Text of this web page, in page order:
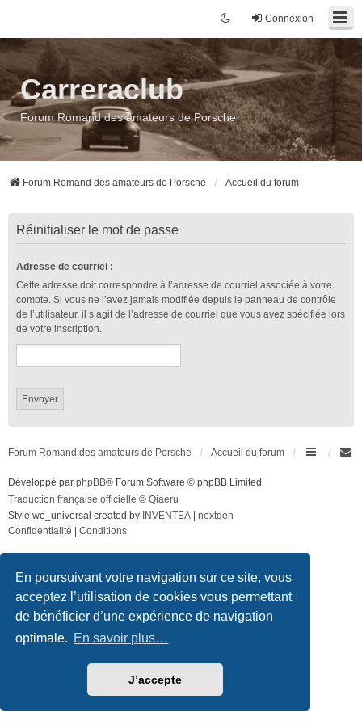
En poursuivant votre navigation sur ce site, vous
acceptez l’utilisation de cookies vous permettant
de bénéficier d’une expérience de navigation
optimale. En savoir plus…
J’accepte
Connexion
Carreraclub
Forum Romand des amateurs de Porsche
Forum Romand des amateurs de Porsche Accueil du forum
Réinitialiser le mot de passe
Adresse de courriel :
Cette adresse doit correspondre à l’adresse de courriel associée à votre
compte. Si vous ne l’avez jamais modifiée depuis le panneau de contrôle
de l’utilisateur, il s’agit de l’adresse de courriel que vous avez spécifiée lors
de votre inscription.
Forum Romand des amateurs de Porsche Accueil du forum
Développé par phpBB® Forum Software © phpBB Limited
Traduction française officielle © Qiaeru
Style we_universal created by INVENTEA
nextgen
Confidentialité
Conditions